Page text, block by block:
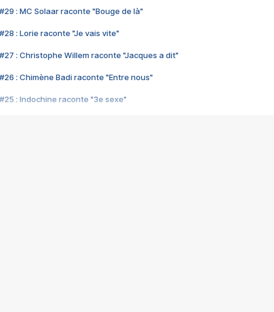
#29 : MC Solaar raconte "Bouge de là"
#28 : Lorie raconte "Je vais vite"
#27 : Christophe Willem raconte "Jacques a dit"
#26 : Chimène Badi raconte "Entre nous"
#25 : Indochine raconte "3e sexe"